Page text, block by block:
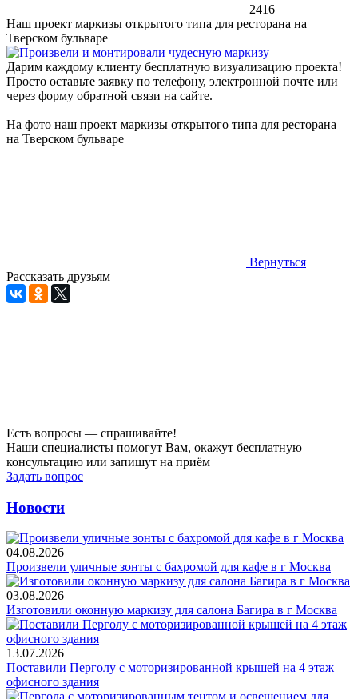
2416
Наш проект маркизы открытого типа для ресторана на
Тверском бульваре
Дарим каждому клиенту бесплатную визуализацию проекта!
Просто оставьте заявку по телефону, электронной почте или
через форму обратной связи на сайте.
На фото наш проект маркизы открытого типа для ресторана
на Тверском бульваре
Вернуться
Рассказать друзьям
Есть вопросы — спрашивайте!
Наши специалисты помогут Вам, окажут бесплатную
консультацию или запишут на приём
Задать вопрос
Новости
04.08.2026
Произвели уличные зонты с бахромой для кафе в г Москва
03.08.2026
Изготовили оконную маркизу для салона Багира в г Москва
13.07.2026
Поставили Перголу с моторизированной крышей на 4 этаж
офисного здания